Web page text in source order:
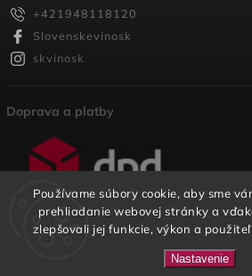
Používame súbory cookie, aby sme
prehliadanie webovej stránky a
zlepšovali jej funkcie, výkon a
Nastavenie
U nás nájdete širokú ponuku SK
+421948118120
Slovenskevinosk
skvinosk
Doprava a platby
SKVINO. Všetky
Shoptet| Design